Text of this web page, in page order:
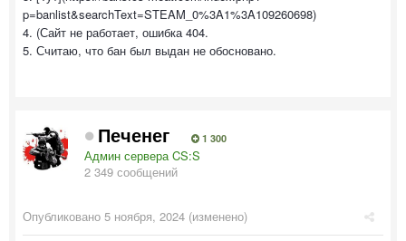
p=banlist&searchText=STEAM_0%3A1%3A109260698)
4. (Сайт не работает, ошибка 404.
5. Считаю, что бан был выдан не обосновано.
Печенег 1 300
Админ сервера CS:S
2 349 сообщений
Опубликовано 5 ноября, 2024 (изменено)